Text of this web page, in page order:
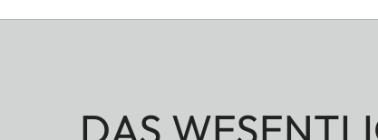
DAS